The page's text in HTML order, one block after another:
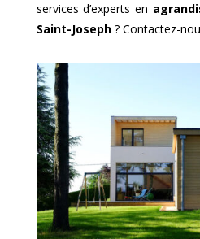
services d’experts en
Saint-Joseph? Contactez-